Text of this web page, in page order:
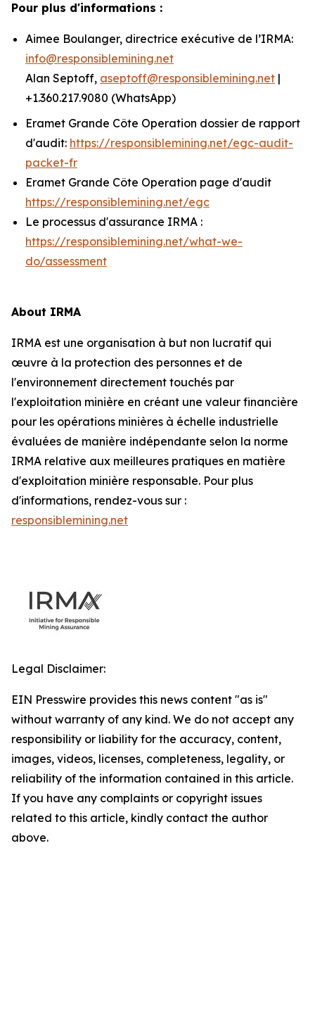
Pour plus d'informations :
Aimee Boulanger, directrice exécutive de l’IRMA:
info@responsiblemining.net
Alan Septoff, aseptoff@responsiblemining.net |
+1.360.217.9080 (WhatsApp)
Eramet Grande Côte Operation dossier de rapport
d'audit: https://responsiblemining.net/egc-audit-
packet-fr
Eramet Grande Côte Operation page d'audit
https://responsiblemining.net/egc
Le processus d'assurance IRMA :
https://responsiblemining.net/what-we-
do/assessment
About IRMA
IRMA est une organisation à but non lucratif qui
œuvre à la protection des personnes et de
l'environnement directement touchés par
l'exploitation minière en créant une valeur financière
pour les opérations minières à échelle industrielle
évaluées de manière indépendante selon la norme
IRMA relative aux meilleures pratiques en matière
d'exploitation minière responsable. Pour plus
d'informations, rendez-vous sur :
responsiblemining.net
Legal Disclaimer:
EIN Presswire provides this news content "as is"
without warranty of any kind. We do not accept any
responsibility or liability for the accuracy, content,
images, videos, licenses, completeness, legality, or
reliability of the information contained in this article.
If you have any complaints or copyright issues
related to this article, kindly contact the author
above.